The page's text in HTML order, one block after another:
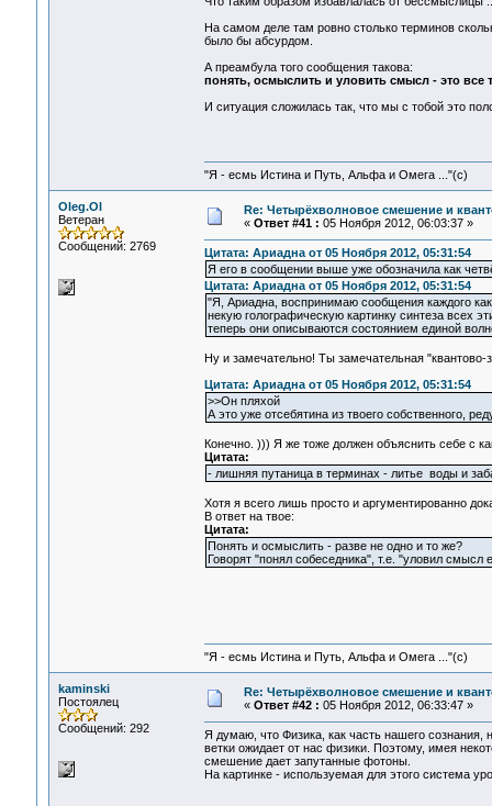
На самом деле там ровно столько терминов
было бы абсурдом.
А преамбула того сообщения такова:
понять, осмыслить и уловить смысл - это все
И ситуация сложилась так, что мы с тобой это
"Я - есмь Истина и Путь, Альфа и Омега ..."(с)
Oleg.Ol
Ветеран
Сообщений: 2769
Re: Четырёхволновое смешение и
« Ответ #41 : 05 Ноября 2012, 06:03:37 »
Цитата: Ариадна от 05 Ноября 2012, 05:31:54
Я его в сообщении выше уже обозначила как
Цитата: Ариадна от 05 Ноября 2012, 05:31:54
"Я, Ариадна, воспринимаю сообщения каждого
некую голографическую картинку синтеза всех
теперь они описываются состоянием единой
Ну и замечательно! Ты замечательная
Цитата: Ариадна от 05 Ноября 2012, 05:31:54
>>Он пляхой
А это уже отсебятина из твоего собственного,
Конечно. ))) Я же тоже должен объяснить себе с
Цитата:
- лишняя путаница в терминах - литье воды и
Хотя я всего лишь просто и аргументированно
В ответ на твое:
Цитата:
Понять и осмыслить - разве не одно и то же?
Говорят "понял собеседника", т.е. "уловил смысл
"Я - есмь Истина и Путь, Альфа и Омега ..."(с)
kaminski
Постоялец
Сообщений: 292
Re: Четырёхволновое смешение и
« Ответ #42 : 05 Ноября 2012, 06:33:47 »
Я думаю, что Физика, как часть нашего
ветки ожидает от нас физики. Поэтому, имея
смешение дает запутанные фотоны.
На картинке - используемая для этого система